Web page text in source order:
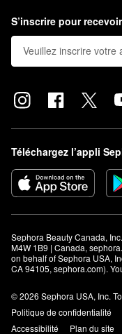
S’inscrire pour
Téléchargez l’appli
Sephora Beauty Canada,
M4W 1B9 | Canada,
on behalf of Sephora USA,
CA 94105, sephora.com).
© 2026 Sephora USA, Inc.
Politique de confidentialité
Accessibilité
Plan du site